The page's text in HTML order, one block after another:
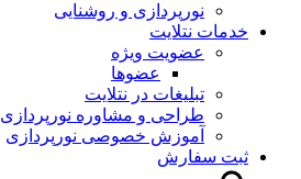
نورپردازی و روشنایی
خدمات نتلایت
عضویت ویژه
عضوها
تبلیغات در نتلایت
طراحی و مشاوره نورپردازی
آموزش خصوصی نورپردازی
ثبت سفارش